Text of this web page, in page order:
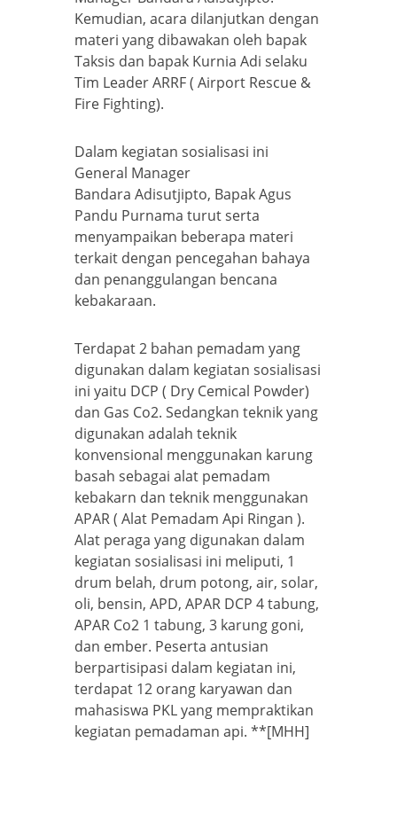
Kemudian, acara dilanjutkan dengan
materi yang dibawakan oleh bapak
Taksis dan bapak Kurnia Adi selaku
Tim Leader ARRF ( Airport Rescue &
Fire Fighting).
Dalam kegiatan sosialisasi ini
General Manager
Bandara Adisutjipto, Bapak Agus
Pandu Purnama turut serta
menyampaikan beberapa materi
terkait dengan pencegahan bahaya
dan penanggulangan bencana
kebakaraan.
Terdapat 2 bahan pemadam yang
digunakan dalam kegiatan sosialisasi
ini yaitu DCP ( Dry Cemical Powder)
dan Gas Co2. Sedangkan teknik yang
digunakan adalah teknik
konvensional menggunakan karung
basah sebagai alat pemadam
kebakarn dan teknik menggunakan
APAR ( Alat Pemadam Api Ringan ).
Alat peraga yang digunakan dalam
kegiatan sosialisasi ini meliputi, 1
drum belah, drum potong, air, solar,
oli, bensin, APD, APAR DCP 4 tabung,
APAR Co2 1 tabung, 3 karung goni,
dan ember. Peserta antusian
berpartisipasi dalam kegiatan ini,
terdapat 12 orang karyawan dan
mahasiswa PKL yang mempraktikan
kegiatan pemadaman api. **[MHH]